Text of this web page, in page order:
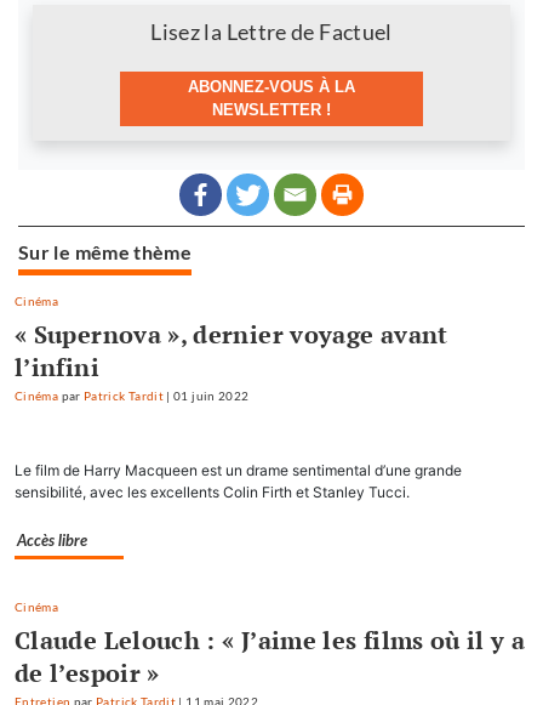
Lisez la Lettre de Factuel
ABONNEZ-VOUS À LA
NEWSLETTER !
Sur le même thème
Cinéma
« Supernova », dernier voyage avant
l’infini
Cinéma par Patrick Tardit |01 juin 2022
Le film de Harry Macqueen est un drame sentimental d’une grande
sensibilité, avec les excellents Colin Firth et Stanley Tucci.
Accès libre
Cinéma
Claude Lelouch : « J’aime les films où il y a
de l’espoir »
Entretien par Patrick Tardit | 11 mai 2022